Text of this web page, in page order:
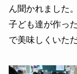
ん聞かれました
子ども達が作っ
で美味しくいた